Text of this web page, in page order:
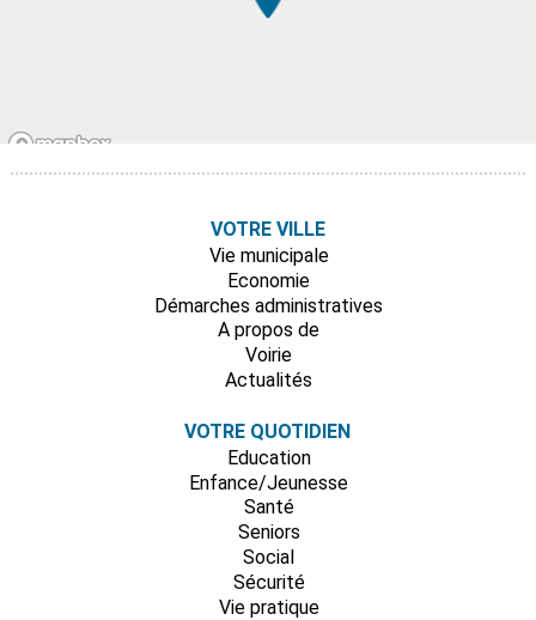
VOTRE VILLE
Vie municipale
Economie
Démarches administratives
A propos de
Voirie
Actualités
VOTRE QUOTIDIEN
Education
Enfance/Jeunesse
Santé
Seniors
Social
Sécurité
Vie pratique